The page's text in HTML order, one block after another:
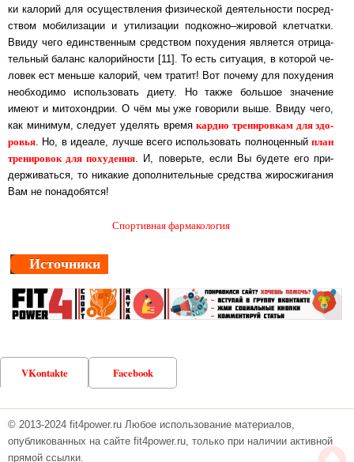
ки ка­ло­рий для осу­щест­вле­ния фи­зи­чес­кой де­я­тель­нос­ти пос­ред­
с­т­вом мо­би­ли­за­ции и ути­ли­за­ции под­кож­но‒жи­ро­вой клет­чат­ки.
Ввиду чего единст­вен­ным сред­с­т­вом по­ху­де­ния яв­ля­ет­ся от­ри­ца­
тель­ный баланс ка­ло­рий­нос­ти [11]. То есть си­ту­а­ция, в ко­то­рой че­
ло­век ест мень­ше калорий, чем тратит! Вот по­че­му для по­ху­де­ния
не­об­хо­ди­мо ис­поль­зо­вать диету. Но также боль­шое зна­че­ние
имеют и мито­хонд­рии. О чём мы уже го­во­ри­ли выше. Ввиду чего,
как ми­ни­мум, сле­ду­ет уде­лять вре­мякар­дио тре­ни­ров­кам для здо­
ро­вья . Но, в иде­а­ле, луч­ше всего ис­поль­зо­вать пол­но­цен­ныйплан
тре­ни­ро­вок для по­ху­де­ния . И, по­верь­те, если Вы бу­де­те его при­
дер­жи­вать­ся, то ни­ка­кие до­пол­ни­тель­ные средства жиро­сжи­га­ния
Вам не по­на­до­бят­ся!
Спортивная фармакология
Источники
VKontakte Facebook
© 2013-2024 fit4power.ru Любое использование материалов,
опубликованных на сайте fit4power.ru, только при наличии активной
прямой ссылки.